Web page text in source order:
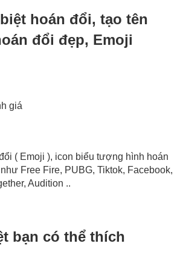
hoán đổi, tạo tên
đổi đẹp, Emoji
giá
( Emoji ), icon biểu tượng hình hoán
Free Fire, PUBG, Tiktok, Facebook,
Audition ..
bạn có thể thích